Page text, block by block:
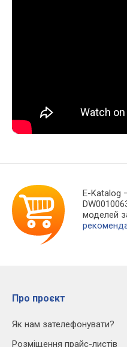
E-Katalog
моделей
Про проєкт
Як нам зателефонувати?
Розміщення прайс-листів